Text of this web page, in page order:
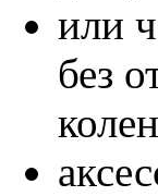
или
без